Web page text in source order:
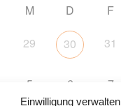
Einwilligung verwalten
M D F
29 30 31
5 6 7